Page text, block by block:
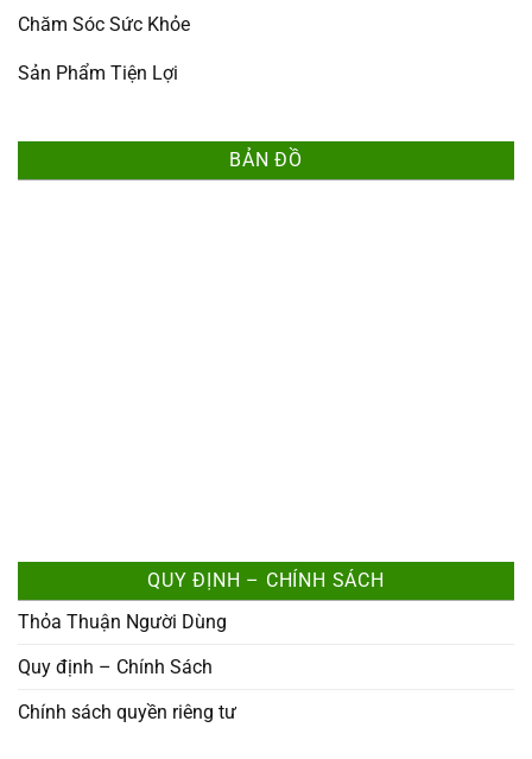
Chăm Sóc Sức Khỏe
Sản Phẩm Tiện Lợi
BẢN ĐỒ
QUY ĐỊNH – CHÍNH SÁCH
Thỏa Thuận Người Dùng
Quy định – Chính Sách
Chính sách quyền riêng tư